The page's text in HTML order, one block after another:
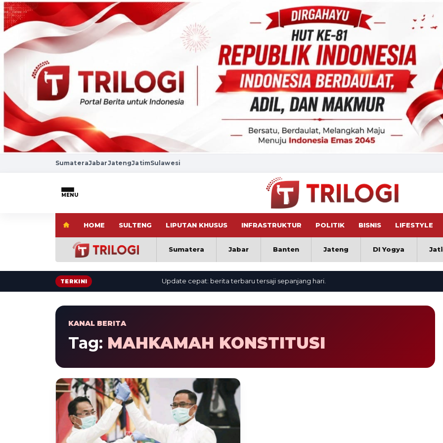
SumateraJabarJatengJatimSulawesi
MENU
HOME SULTENG LIPUTAN KHUSUS INFRASTRUKTUR POLITIK BISNIS LIFESTYLE
Sumatera Jabar Banten Jateng DI Yogya
TERKINI Update cepat: berita terbaru tersaji sepanjang hari.
KANAL BERITA
Tag: MAHKAMAH KONSTITUSI